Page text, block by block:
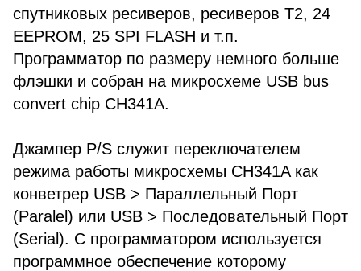
спутниковых ресиверов, ресиверов T2, 24
EEPROM, 25 SPI FLASH и т.п.
Программатор по размеру немного больше
флэшки и собран на микросхеме USB bus
convert chip CH341A.
Джампер P/S служит переключателем
режима работы микросхемы CH341A как
конветрер USB > Параллельный Порт
(Paralel) или USB > Последовательный Порт
(Serial). С программатором используется
программное обеспечение которому